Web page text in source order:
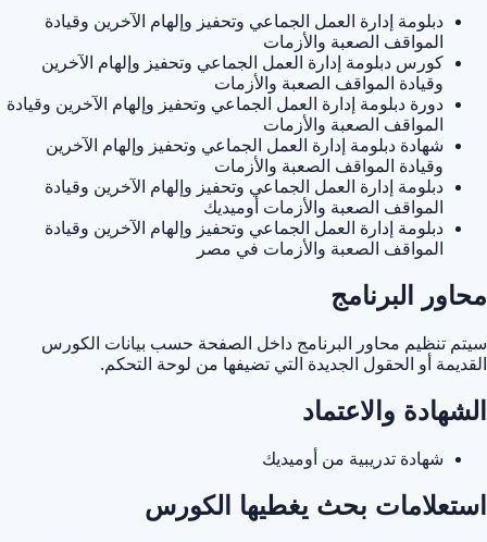
دبلومة إدارة العمل الجماعي وتحفيز وإلهام الآخرين وقيادة
المواقف الصعبة والأزمات
كورس دبلومة إدارة العمل الجماعي وتحفيز وإلهام الآخرين
وقيادة المواقف الصعبة والأزمات
دورة دبلومة إدارة العمل الجماعي وتحفيز وإلهام الآخرين وقيادة
المواقف الصعبة والأزمات
شهادة دبلومة إدارة العمل الجماعي وتحفيز وإلهام الآخرين
وقيادة المواقف الصعبة والأزمات
دبلومة إدارة العمل الجماعي وتحفيز وإلهام الآخرين وقيادة
المواقف الصعبة والأزمات أوميديك
دبلومة إدارة العمل الجماعي وتحفيز وإلهام الآخرين وقيادة
المواقف الصعبة والأزمات في مصر
محاور البرنامج
سيتم تنظيم محاور البرنامج داخل الصفحة حسب بيانات الكورس
القديمة أو الحقول الجديدة التي تضيفها من لوحة التحكم.
الشهادة والاعتماد
شهادة تدريبية من أوميديك
استعلامات بحث يغطيها الكورس